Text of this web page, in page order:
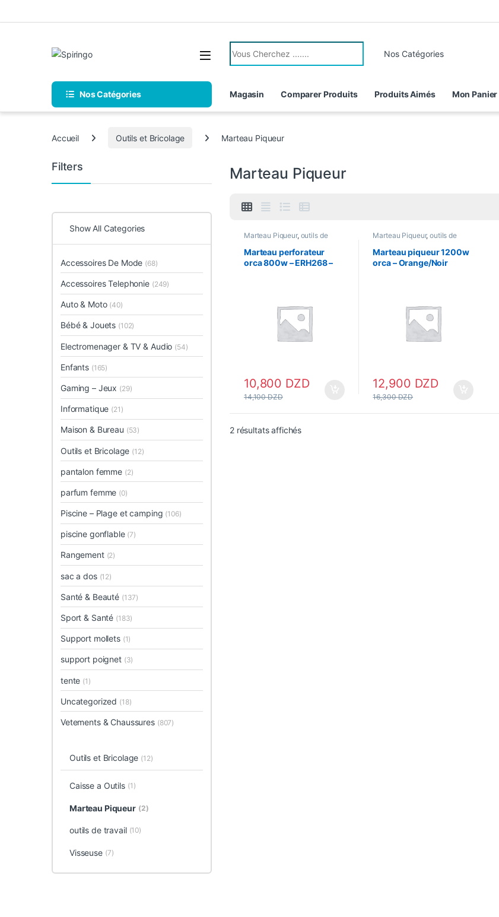
Search for:
Nos Catégories Magasin Comparer Produits Produits Aimés Mon Panier
Accueil Outils et Bricolage Marteau Piqueur
Marteau Piqueur
Marteau Piqueur, outils de
Marteau perforateur
orca 800w – ERH268 –
10,800 DZD
14,100DZD
Marteau Piqueur,outils de
Marteau piqueur 1200w
orca – Orange/Noir
12,900 DZD
16,300DZD
2 résultats affichés
Filters
Show All Categories
Accessoires De Mode (68)
Accessoires Telephonie (249)
Auto & Moto (40)
Bébé & Jouets (102)
Electromenager & TV & Audio (54)
Enfants (165)
Gaming – Jeux (29)
Informatique (21)
Maison & Bureau (53)
Outils et Bricolage (12)
pantalon femme (2)
parfum femme (0)
Piscine – Plage et camping (106)
piscine gonflable (7)
Rangement (2)
sac a dos (12)
Santé & Beauté (137)
Sport & Santé (183)
Support mollets (1)
support poignet (3)
tente (1)
Uncategorized (18)
Vetements & Chaussures (807)
Outils et Bricolage (12)
Caisse a Outils (1)
Marteau Piqueur (2)
outils de travail (10)
Visseuse (7)